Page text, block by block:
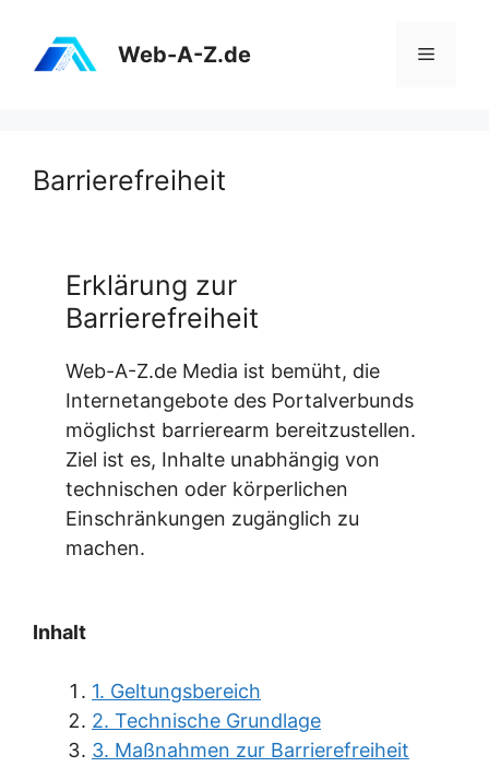
Inhalt
springen
Web-A-Z.de Menü
Barrierefreiheit
Erklärung zur
Barrierefreiheit
Web-A-Z.de Media ist bemüht, die
Internetangebote des Portalverbunds
möglichst barrierearm bereitzustellen.
Ziel ist es, Inhalte unabhängig von
technischen oder körperlichen
Einschränkungen zugänglich zu
machen.
Inhalt
1. Geltungsbereich
2. Technische Grundlage
3. Maßnahmen zur Barrierefreiheit